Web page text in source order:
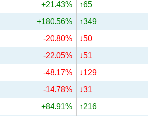
+21.43%
↑65
+180.56%
↑349
-20.80%
↓50
-22.05%
↓51
-48.17%
↓129
-14.78%
↓31
+84.91%
↑216